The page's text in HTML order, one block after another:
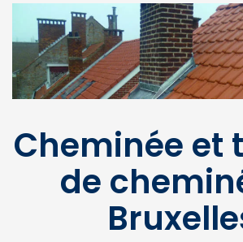
Cheminée et
de